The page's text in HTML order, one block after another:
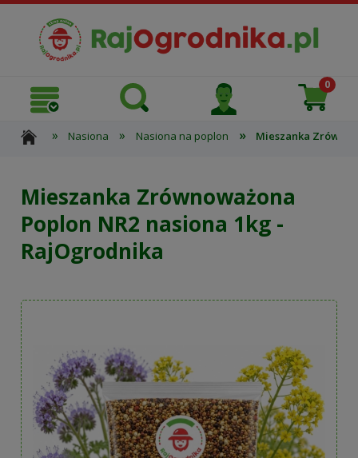
» Nasiona » Nasiona na poplon » Mieszanka
Mieszanka Zrównoważona
Poplon NR2 nasiona 1kg -
RajOgrodnika